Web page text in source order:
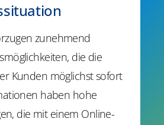
zunehmend
die die
Kunden möglichst sofort
haben hohe
die mit einem Online-